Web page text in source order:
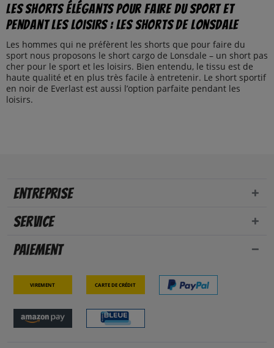
Les shorts élégants pour faire du sport et
pendant les loisirs : les shorts de Lonsdale
Les hommes qui ne préfèrent les shorts que pour faire du
sport nous proposons le short cargo de Lonsdale – un short pas
cher pour le sport et les loisirs. Bien entendu, le tissu est de
haute qualité et en plus très facile à entretenir. Le short sportif
en noir de Everlast est aussi l’option parfaite pendant les
loisirs.
Entreprise
Service
Paiement
Virement Carte de crédit